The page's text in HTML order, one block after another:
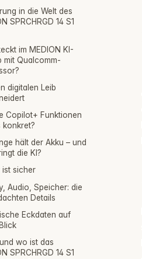
in die Welt des
SPRCHRGD 14 S1
im MEDION KI-
mit Qualcomm-
digitalen Leib
Copilot+ Funktionen
konkret?
hält der Akku – und
die KI?
ist sicher
Audio, Speicher: die
Details
Eckdaten auf
wo ist das
SPRCHRGD 14 S1